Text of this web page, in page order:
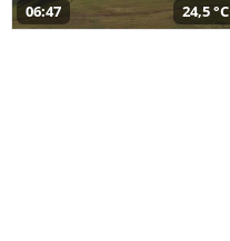
06:47 24,5 °C